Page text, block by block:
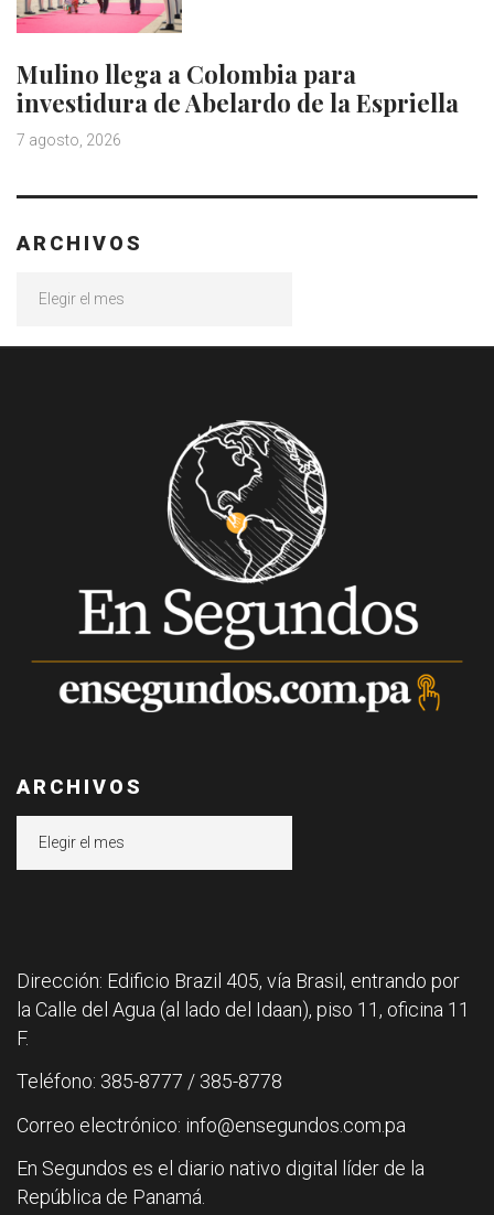
Mulino llega a Colombia para
investidura de Abelardo de la Espriella
7 agosto, 2026
ARCHIVOS
ARCHIVOS
Dirección: Edificio Brazil 405, vía Brasil, entrando por
la Calle del Agua (al lado del Idaan), piso 11, oficina 11
F.
Teléfono: 385-8777 / 385-8778
Correo electrónico: info@ensegundos.com.pa
En Segundos es el diario nativo digital líder de la
República de Panamá.